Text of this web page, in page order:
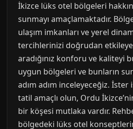
İkizce lüks otel bölgeleri
sunmayı amaçlamaktadır.
ulaşım imkanları ve yerel
tercihlerinizi doğrudan
aradığınız konforu ve kaliteyi
uygun bölgeleri ve bunların
adım adım inceleyeceğiz.
tatil amaçlı olun, Ordu
bir köşesi mutlaka vardır.
bölgedeki lüks otel